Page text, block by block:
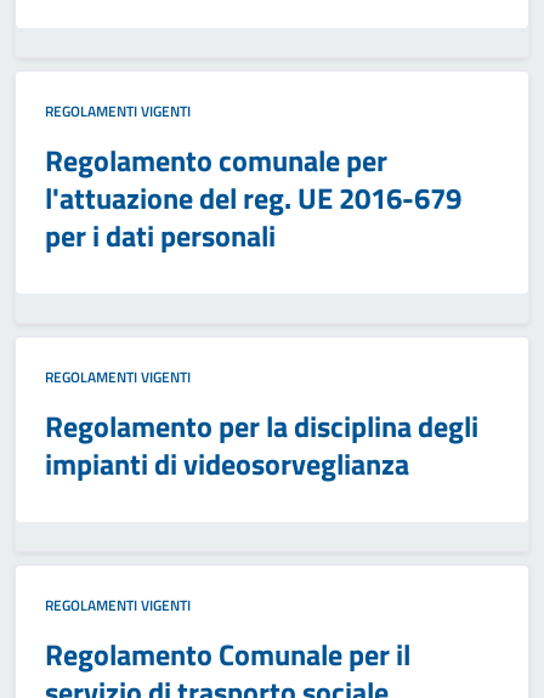
REGOLAMENTI VIGENTI
Regolamento comunale per
l'attuazione del reg. UE 2016-679
per i dati personali
REGOLAMENTI VIGENTI
Regolamento per la disciplina degli
impianti di videosorveglianza
REGOLAMENTI VIGENTI
Regolamento Comunale per il